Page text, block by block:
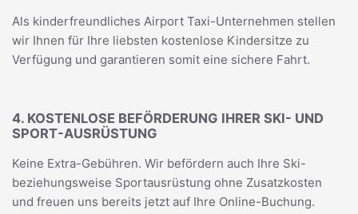
Als kinderfreundliches Airport Taxi-Unternehmen stellen
wir Ihnen für Ihre liebsten kostenlose Kindersitze zu
Verfügung und garantieren somit eine sichere Fahrt.
4. KOSTENLOSE BEFÖRDERUNG IHRER SKI- UND
SPORT-AUSRÜSTUNG
Keine Extra-Gebühren. Wir befördern auch Ihre Ski-
beziehungsweise Sportausrüstung ohne Zusatzkosten
und freuen uns bereits jetzt auf Ihre Online-Buchung.